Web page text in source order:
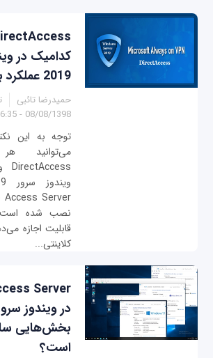
کدامیک در
2019 عملکرد بهتری دارند؟
حمیدرضا تائبی
08/08/1398 - 06:35
توجه به این
می‌توانید
نصب شده است
قابلیت اجازه
کلاینتی...
Server
بخش‌هایی
است؟